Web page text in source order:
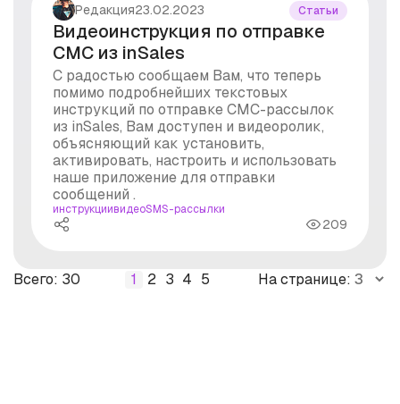
Редакция23.02.2023 Статьи
Видеоинструкция по отправке
СМС из inSales
С радостью сообщаем Вам, что теперь
помимо подробнейших текстовых
инструкций по отправке СМС-рассылок
из inSales, Вам доступен и видеоролик,
объясняющий как установить,
активировать, настроить и использовать
наше приложение для отправки
сообщений .
инструкциивидеоSMS-рассылки
209
Всего: 30 1 2 3 4 5 На странице: